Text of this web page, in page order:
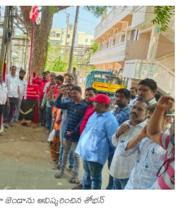
ఆవిష్కరించిన శోభన్